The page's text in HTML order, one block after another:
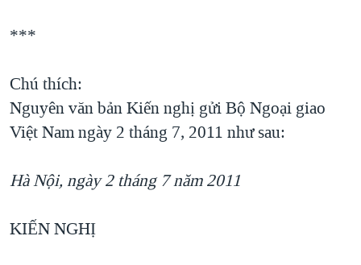
***
Chú thích:
Nguyên văn bản Kiến nghị gửi Bộ Ngoại giao
Việt Nam ngày 2 tháng 7, 2011 như sau:
Hà Nội, ngày 2 tháng 7 năm 2011
KIẾN NGHỊ